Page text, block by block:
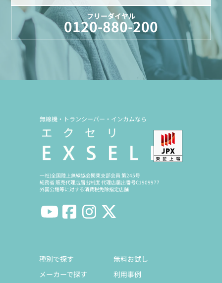
フリーダイヤル
0120-880-200
無線機・トランシーバー・インカムなら
一社)全国陸上無線協会関東支部会員 第245号
総務省 販売代理店届出制度 代理店届出番号C1909977
外国公館等に対する消費税免除指定店舗
種別で探す
メーカーで探す
無料お試し
利用事例